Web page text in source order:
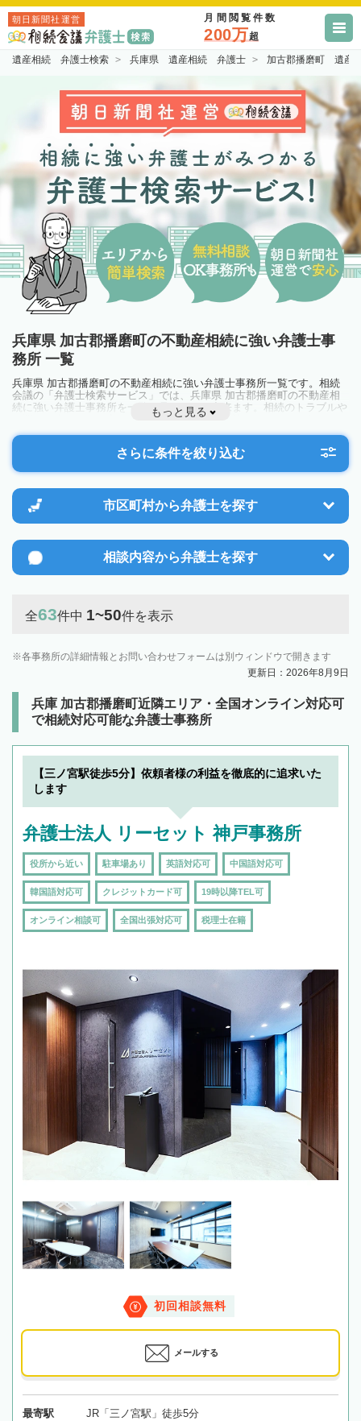
朝日新聞社運営 月間閲覧件数
200万超
遺産相続 弁護士検索 兵庫県 遺産相続 弁護士 加古郡播磨町 遺産
兵庫県 加古郡播磨町の不動産相続に強い弁護士事
務所 一覧
兵庫県 加古郡播磨町の不動産相続に強い弁護士事務所一覧です。相続
会議の「弁護士検索サービス」では、兵庫県 加古郡播磨町の不動産相
続に強い弁護士事務所を一覧で見ることが出来ます。相続のトラブルや
お悩みを抱えている方は一度近隣の弁護士に相談してみましょう。
もっと見る
さらに条件を絞り込む
市区町村から弁護士を探す
相談内容から弁護士を探す
全63件中 1~50件を表示
各事務所の詳細情報とお問い合わせフォームは別ウィンドウで開きます
更新日：2026年8月9日
兵庫 加古郡播磨町近隣エリア・全国オンライン対応可
で相続対応可能な弁護士事務所
【三ノ宮駅徒歩5分】依頼者様の利益を徹底的に追求いた
します
弁護士法人 リーセット 神戸事務所
役所から近い 駐車場あり 英語対応可 中国語対応可
韓国語対応可 クレジットカード可 19時以降TEL可
オンライン相談可 全国出張対応可 税理士在籍
初回相談無料
メールする
最寄駅 JR「三ノ宮駅」徒歩5分